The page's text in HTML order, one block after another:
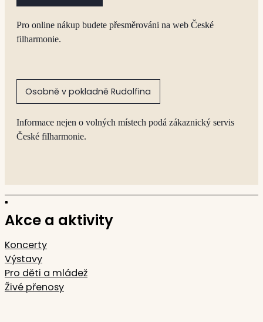
Pro online nákup budete přesměrováni na web České
filharmonie.
Osobně v pokladně Rudolfina
Informace nejen o volných místech podá zákaznický servis
České filharmonie.
Akce a aktivity
Koncerty
Výstavy
Pro děti a mládež
Živé přenosy